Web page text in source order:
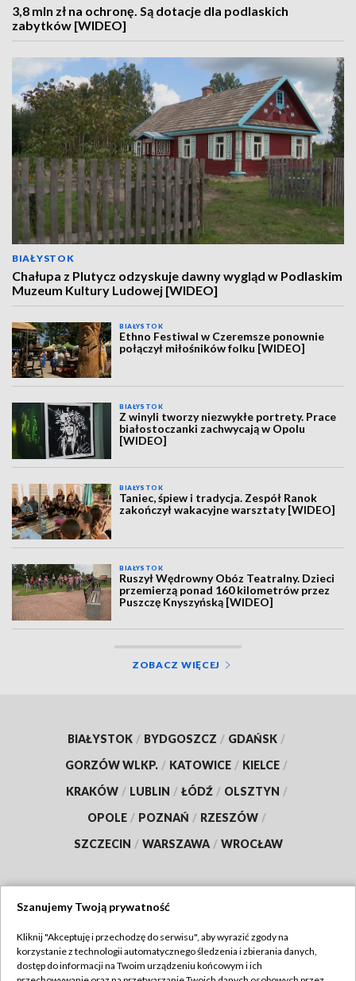
3,8 mln zł na ochronę. Są dotacje dla podlaskich
zabytków [WIDEO]
BIAŁYSTOK
Chałupa z Plutycz odzyskuje dawny wygląd w Podlaskim
Muzeum Kultury Ludowej [WIDEO]
BIAŁYSTOK
Ethno Festiwal w Czeremsze ponownie
połączył miłośników folku [WIDEO]
BIAŁYSTOK
Z winyli tworzy niezwykłe portrety. Prace
białostoczanki zachwycają w Opolu
[WIDEO]
BIAŁYSTOK
Taniec, śpiew i tradycja. Zespół Ranok
zakończył wakacyjne warsztaty [WIDEO]
BIAŁYSTOK
Ruszył Wędrowny Obóz Teatralny. Dzieci
przemierzą ponad 160 kilometrów przez
Puszczę Knyszyńską [WIDEO]
ZOBACZ WIĘCEJ
BIAŁYSTOK / BYDGOSZCZ / GDAŃSK /
GORZÓW WLKP. / KATOWICE / KIELCE /
KRAKÓW / LUBLIN / ŁÓDŹ / OLSZTYN /
OPOLE / POZNAŃ / RZESZÓW /
SZCZECIN / WARSZAWA / WROCŁAW
TVP
Szanujemy Twoją prywatność
Kliknij "Akceptuję i przechodzę do serwisu", aby wyrazić zgody na
korzystanie z technologii automatycznego śledzenia i zbierania danych,
dostęp do informacji na Twoim urządzeniu końcowym i ich